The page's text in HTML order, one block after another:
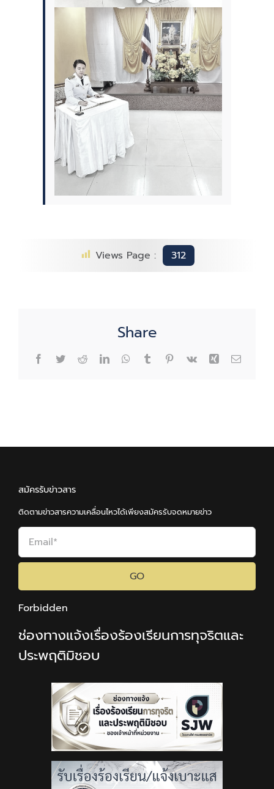
Views Page : 312
Share
Facebook
TwitterRedditLinkedInWhatsApp
TumblrPinterest
Vk Xing Email
สมัครรับข่าวสาร
ติดตามข่าวสารความเคลื่อนไหวได้เพียงสมัครรับจดหมายข่าว
GO
Forbidden
ช่องทางแจ้งเรื่องร้องเรียนการทุจริตและ
ประพฤติมิชอบ